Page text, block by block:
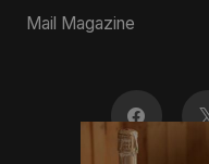
Mail Magazine